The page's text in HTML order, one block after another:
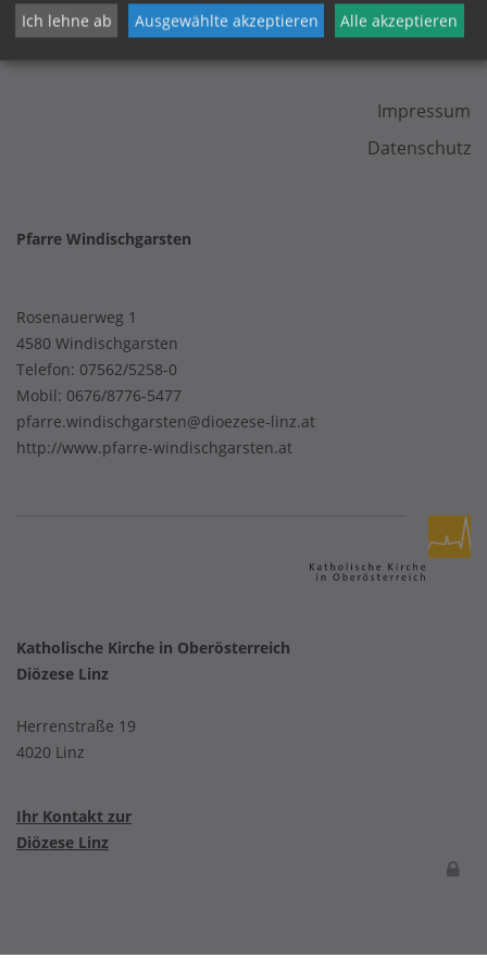
Impressum
Datenschutz
Pfarre Windischgarsten
Rosenauerweg 1
4580 Windischgarsten
Telefon: 07562/5258-0
Mobil: 0676/8776-5477
pfarre.windischgarsten@dioezese-linz.at
http://www.pfarre-windischgarsten.at
Katholische Kirche in Oberösterreich
Diözese Linz
Herrenstraße 19
4020 Linz
Ihr Kontakt zur
Diözese Linz
Ich lehne ab Ausgewählte akzeptieren Alle akzeptieren